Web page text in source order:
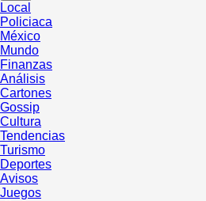
Local
Policiaca
México
Mundo
Finanzas
Análisis
Cartones
Gossip
Cultura
Tendencias
Turismo
Deportes
Avisos
Juegos